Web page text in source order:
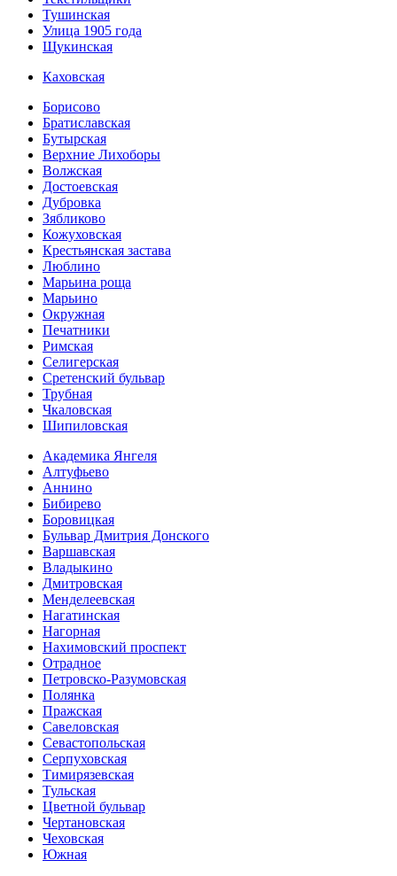
Тушинская
Улица 1905 года
Щукинская
Каховская
Борисово
Братиславская
Бутырская
Верхние Лихоборы
Волжская
Достоевская
Дубровка
Зябликово
Кожуховская
Крестьянская застава
Люблино
Марьина роща
Марьино
Окружная
Печатники
Римская
Селигерская
Сретенский бульвар
Трубная
Чкаловская
Шипиловская
Академика Янгеля
Алтуфьево
Аннино
Бибирево
Боровицкая
Бульвар Дмитрия Донского
Варшавская
Владыкино
Дмитровская
Менделеевская
Нагатинская
Нагорная
Нахимовский проспект
Отрадное
Петровско-Разумовская
Полянка
Пражская
Савеловская
Севасто­польская
Серпуховская
Тимирязевская
Тульская
Цветной бульвар
Чертановская
Чеховская
Южная